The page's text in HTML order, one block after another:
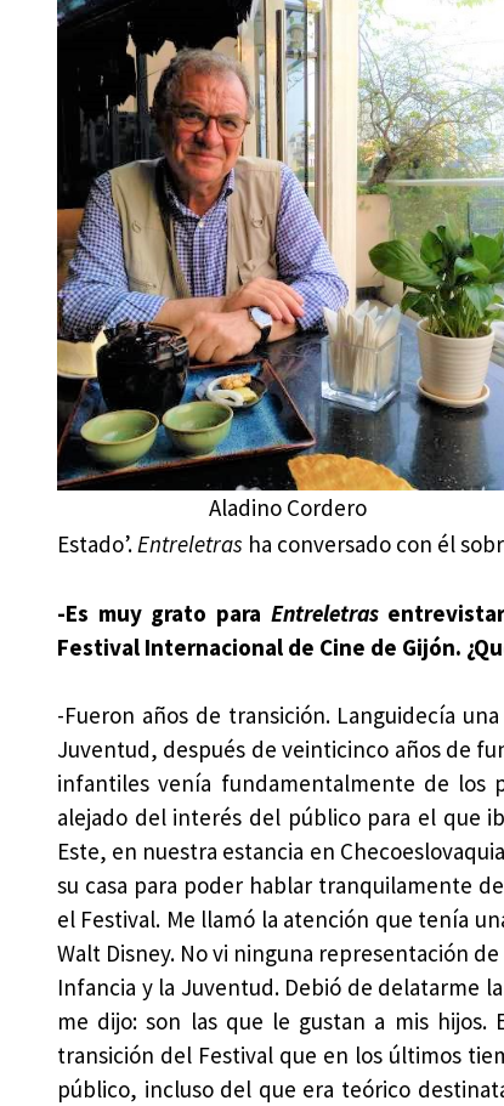
Aladino Cordero
Estado’.Entreletras ha conversado con él
-Es muy grato para Entreletrasentrevistar
Festival Internacional de Cine de Gijón.
-Fueron años de transición. Languidecía
Juventud, después de veinticinco años de
infantiles venía fundamentalmente de los
alejado del interés del público para el que
Este, en nuestra estancia en
su casa para poder hablar tranquilamente
el Festival. Me llamó la atención que tenía
Walt Disney. No vi ninguna representación
Infancia y la Juventud. Debió de delatarme
me dijo: son las que le gustan a mis
transición del Festival que en los últimos
público, incluso del que era teórico